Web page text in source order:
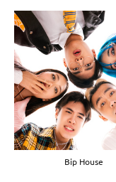
Bip House